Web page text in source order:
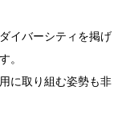
イバーシティを掲げ
。
に取り組む姿勢も非